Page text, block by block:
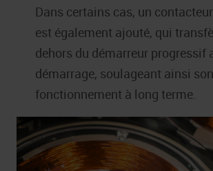
Dans certains cas, un
est également ajouté, qui
dehors du démarreur progressif
démarrage, soulageant ainsi son
fonctionnement à long terme.